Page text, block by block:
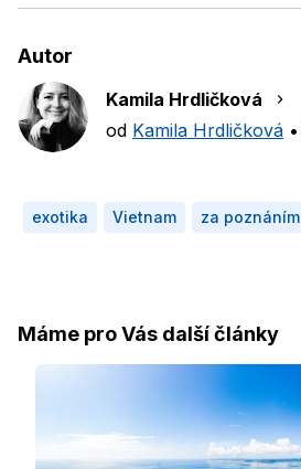
Autor
Kamila Hrdličková
od Kamila Hrdličková •
exotika Vietnam za poznáním
Máme pro Vás další články